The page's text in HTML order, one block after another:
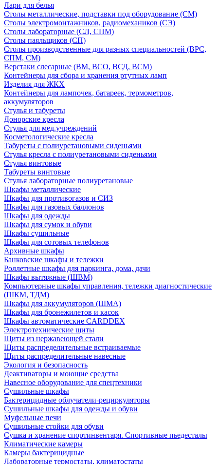
Лари для белья
Столы металлические, подставки под оборудование (СМ)
Столы электромонтажников, радиомехаников (СЭ)
Столы лабораторные (СЛ, СПМ)
Столы паяльщиков (СП)
Столы производственные для разных специальностей (ВРС,
СПМ, СМ)
Верстаки слесарные (ВМ, ВСО, ВСД, ВСМ)
Контейнеры для сбора и хранения ртутных ламп
Изделия для ЖКХ
Контейнеры для лампочек, батареек, термометров,
аккумуляторов
Стулья и табуреты
Донорские кресла
Стулья для мед.учреждений
Косметологические кресла
Табуреты с полиуретановыми сиденьями
Стулья кресла с полиуретановыми сиденьями
Стулья винтовые
Табуреты винтовые
Стулья лабораторные полиуретановые
Шкафы металлические
Шкафы для противогазов и СИЗ
Шкафы для газовых баллонов
Шкафы для одежды
Шкафы для сумок и обуви
Шкафы сушильные
Шкафы для сотовых телефонов
Архивные шкафы
Банковские шкафы и тележки
Роллетные шкафы для паркинга, дома, дачи
Шкафы вытяжные (ШВМ)
Компьютерные шкафы управления, тележки диагностические
(ШКМ, ТДМ)
Шкафы для аккумуляторов (ШМА)
Шкафы для бронежилетов и касок
Шкафы автоматические CARDDEX
Электротехнические щиты
Щиты из нержавеющей стали
Щиты распределительные встраиваемые
Щиты распределительные навесные
Экология и безопасность
Деактиваторы и моющие средства
Навесное оборудование для спецтехники
Сушильные шкафы
Бактерицидные облучатели-рециркуляторы
Сушильные шкафы для одежды и обуви
Муфельные печи
Сушильные стойки для обуви
Сушка и хранение спортинвентаря. Спортивные пьедесталы
Климатические камеры
Камеры бактерицидные
Лабораторные термостаты, климатостаты